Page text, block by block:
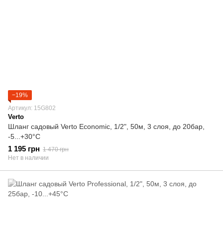
−19%
Артикул: 15G802
Verto
Шланг садовый Verto Economic, 1/2", 50м, 3 слоя, до 20бар,
-5...+30°C
1 195 грн 1 470 грн
Нет в наличии